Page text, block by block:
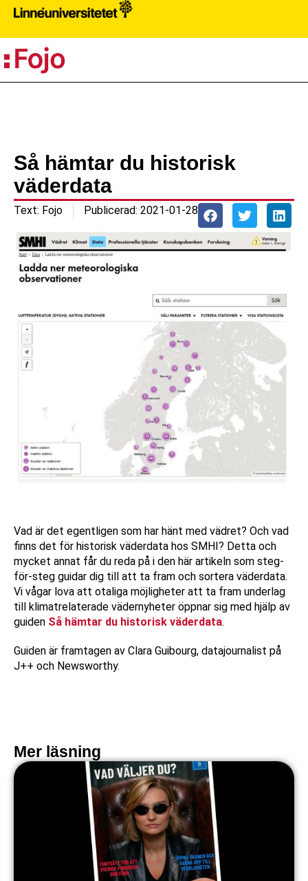
Så hämtar du historisk
väderdata
Text: Fojo Publicerad: 2021-01-28
Vad är det egentligen som har hänt med vädret? Och vad
finns det för historisk väderdata hos SMHI? Detta och
mycket annat får du reda på i den här artikeln som steg-
för-steg guidar dig till att ta fram och sortera väderdata.
Vi vågar lova att otaliga möjligheter att ta fram underlag
till klimatrelaterade vädernyheter öppnar sig med hjälp av
guiden Så hämtar du historisk väderdata.
Guiden är framtagen av Clara Guibourg, datajournalist på
J++ och Newsworthy.
Mer läsning